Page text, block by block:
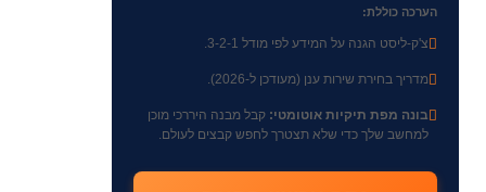
הערכה כוללת:
צ'ק-ליסט הגנה על המידע לפי מודל 3-2-1.
מדריך בחירת שירות ענן (מעודכן ל-2026).
בונה מפת תיקיות אוטומטי: קבל מבנה היררכי מוכן
למחשב שלך כדי שלא תצטרך לחפש קבצים לעולם.